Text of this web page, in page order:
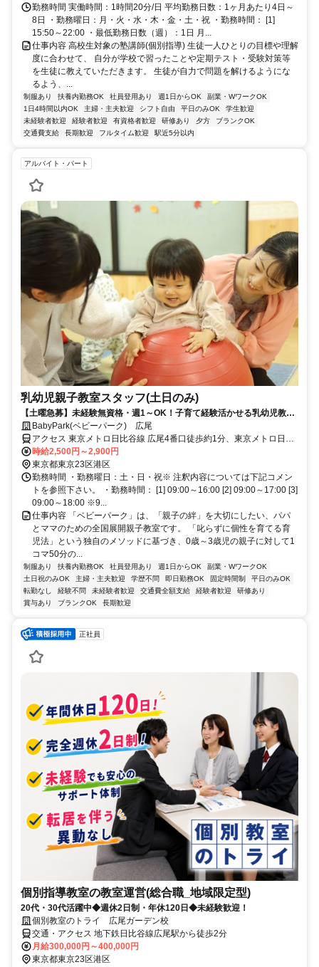
勤務時間 実働時間：1時間20分/日 平均勤務日数：1ヶ月あたり4日～
8日 ・勤務曜日：月・火・水・木・金・土・祝 ・勤務時間： [1]
15:50～22:00 ・最低勤務日数（週）：1日 月...
仕事内容 高校生対象の塾講師(個別指導) 生徒一人ひとりの目標や理解
度に合わせて、 自分が学校で習ったことや定期テスト・受験対策等
を生徒に教えていただきます。 生徒が自力で問題を解けるようにな
るよう、...
制服あり 扶養内勤務OK 社員登用あり 週1日からOK
副業・WワークOK
1日4時間以内OK
主婦・主夫歓迎 シフト自由 平日のみOK
学生歓迎
未経験者歓迎
経験者歓迎 有資格者歓迎 研修あり 夕方
ブランクOK
交通費支給
長期歓迎 フルタイム歓迎 駅近5分以内
アルバイト・パート
乳幼児親子教室スタッフ(土日のみ)
【土曜急募】未経験無資格・週1～OK！子育て経験活かせる乳幼児教育
スタッフ／女性100%◎お祝金有！
BabyPark(ベビーパーク) 広尾
アクセス 東京メトロ日比谷線 広尾4番口徒歩約1分、東京メトロ日比
谷線 六本木1c口徒歩約20分、東京メトロ千代田線 乃木坂5番口徒歩
約20分
時給2,500円～2,900円
東京都東京23区港区
勤務時間 ・勤務曜日：土・日・祝※ 注釈内容については下記コメン
トを参照下さい。 ・勤務時間： [1] 09:00～16:00 [2] 09:00～17:00 [3]
09:00～18:00 ※9...
仕事内容 「ベビーパーク」は、「親子の絆」を大切にしたい、パパ
とママのための全国展開親子教室です。 「叱らずに個性を育てる育
児法」という独自のメソッドに基づき、0歳～3歳児の親子に対して1
コマ50分の...
制服あり 扶養内勤務OK 社員登用あり 週1日からOK
副業・WワークOK
土日祝のみOK
主婦・主夫歓迎 学歴不問 即日勤務OK 固定時間制
平日のみOK
転勤なし
経験不問 未経験者歓迎 交通費全額支給 経験者歓迎
研修あり
賞与あり
ブランクOK 長期歓迎
正社員
個別指導教室の教室運営(総合職_地域限定型)
20代・30代活躍中◆週休2日制・年休120日◆未経験歓迎！
個別教室のトライ 広尾ガーデン校
交通・アクセス 地下鉄日比谷線広尾駅から徒歩2分
月給300,000円～400,000円
東京都東京23区港区